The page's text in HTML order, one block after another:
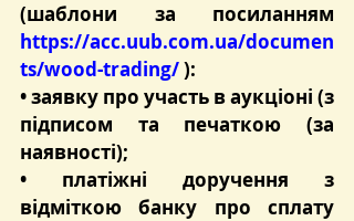
https://acc.uub.com.ua/documen
ts/wood-trading/ ):
• заявку про участь в аукціоні (з
підписом та печаткою (за
наявності);
• платіжні доручення з
відміткою банку про сплату